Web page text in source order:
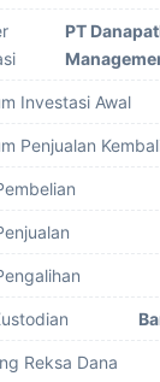
PT
Investasi Awal
Penjualan
Reksa Dana